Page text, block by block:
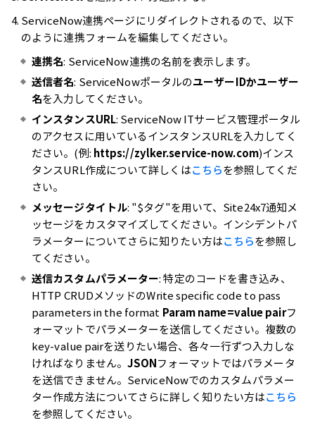
ServiceNow連携ページにリダイレクトされるので、以下
のように連携フォームを編集してください。
連携名: ServiceNow連携の名前を表示します。
送信者名: ServiceNowポータルのユーザーIDかユーザー
名を入力してください。
インスタンスURL: ServiceNow ITサービス管理ポータル
のアクセスに用いているインスタンスURLを入力してく
ださい。(例: https://zylker.service-now.com)インス
タンスURL作成について詳しくはこちらを参照してくだ
さい。
メッセージタイトル: "$タグ"を用いて、Site24x7通知メ
ッセージをカスタマイズしてください。インシデントパ
ラメーターについてさらに知りたい方はこちらを参照し
てください。
送信カスタムパラメーター: 特定のコードを書き込み、
HTTP CRUDメソッドのWrite specific code to pass
parameters in the format Param name=value pairフ
ォーマットでパラメーターを送信してください。複数の
key-value pairを送りたい場合、各々一行ずつ入力しな
ければなりません。 JSONフォーマットではパラメータ
を送信できません。ServiceNowでのカスタムパラメー
ター作成方法についてさらに詳しく知りたい方はこちら
を参照してください。